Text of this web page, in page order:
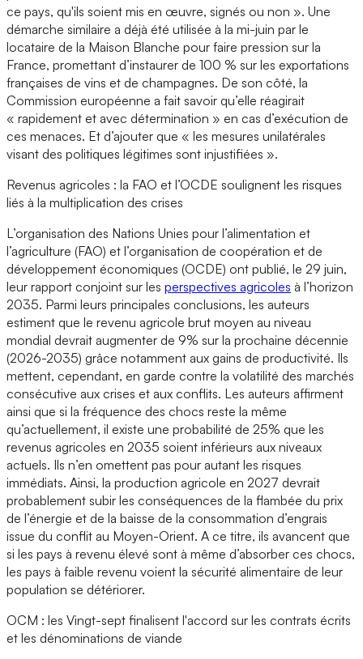
ce pays, qu'ils soient mis en œuvre, signés ou non ». Une
démarche similaire a déjà été utilisée à la mi-juin par le
locataire de la Maison Blanche pour faire pression sur la
France, promettant d’instaurer de 100 % sur les exportations
françaises de vins et de champagnes. De son côté, la
Commission européenne a fait savoir qu’elle réagirait
« rapidement et avec détermination » en cas d’exécution de
ces menaces. Et d’ajouter que « les mesures unilatérales
visant des politiques légitimes sont injustifiées ».
Revenus agricoles : la FAO et l’OCDE soulignent les risques
liés à la multiplication des crises
L’organisation des Nations Unies pour l’alimentation et
l’agriculture (FAO) et l’organisation de coopération et de
développement économiques (OCDE) ont publié, le 29 juin,
leur rapport conjoint sur les perspectives agricoles à l’horizon
2035. Parmi leurs principales conclusions, les auteurs
estiment que le revenu agricole brut moyen au niveau
mondial devrait augmenter de 9% sur la prochaine décennie
(2026-2035) grâce notamment aux gains de productivité. Ils
mettent, cependant, en garde contre la volatilité des marchés
consécutive aux crises et aux conflits. Les auteurs affirment
ainsi que si la fréquence des chocs reste la même
qu’actuellement, il existe une probabilité de 25% que les
revenus agricoles en 2035 soient inférieurs aux niveaux
actuels. Ils n’en omettent pas pour autant les risques
immédiats. Ainsi, la production agricole en 2027 devrait
probablement subir les conséquences de la flambée du prix
de l’énergie et de la baisse de la consommation d’engrais
issue du conflit au Moyen-Orient. A ce titre, ils avancent que
si les pays à revenu élevé sont à même d’absorber ces chocs,
les pays à faible revenu voient la sécurité alimentaire de leur
population se détériorer.
OCM : les Vingt-sept finalisent l'accord sur les contrats écrits
et les dénominations de viande